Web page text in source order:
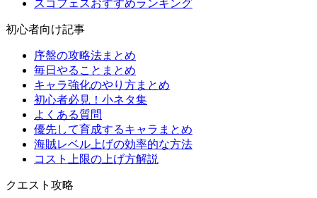
スゴフェスおすすめランキング
初心者向け記事
序盤の攻略法まとめ
毎日やることまとめ
キャラ強化のやり方まとめ
初心者必見！小ネタ集
よくある質問
優先して育成するキャラまとめ
海賊レベル上げの効率的な方法
コスト上限の上げ方解説
クエスト攻略